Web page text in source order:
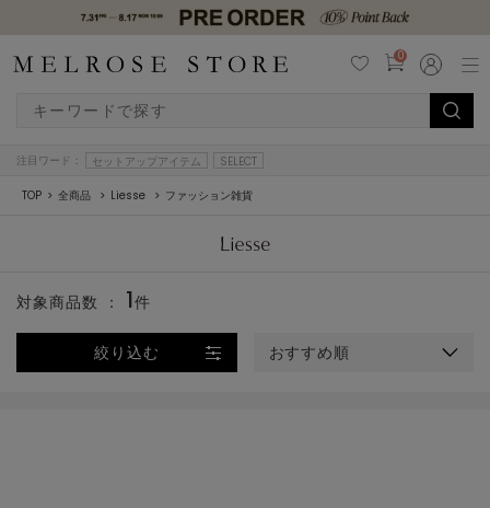
0
注目ワード： セットアップアイテム SELECT
TOP 全商品 Liesse ファッション雑貨
絞り込む おすすめ順
対象商品数 ： 1件